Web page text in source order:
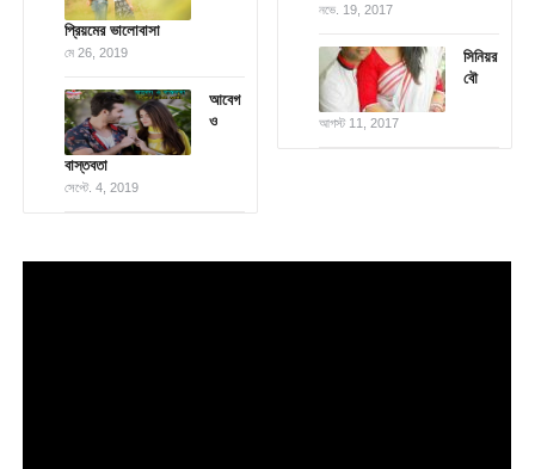
প্রিয়মের ভালোবাসা
মে 26, 2019
আবেগ
ও
বাস্তবতা
সেপ্টে. 4, 2019
নভে. 19, 2017
সিনিয়র
বৌ
আগস্ট 11, 2017